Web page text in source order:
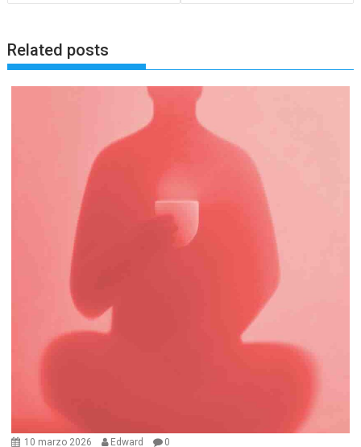
Related posts
10 marzo 2026 Edward 0